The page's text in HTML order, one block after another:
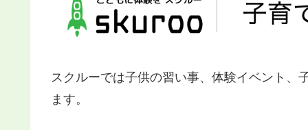
スクルーでは子供の習い事、体験イベント、
ます。